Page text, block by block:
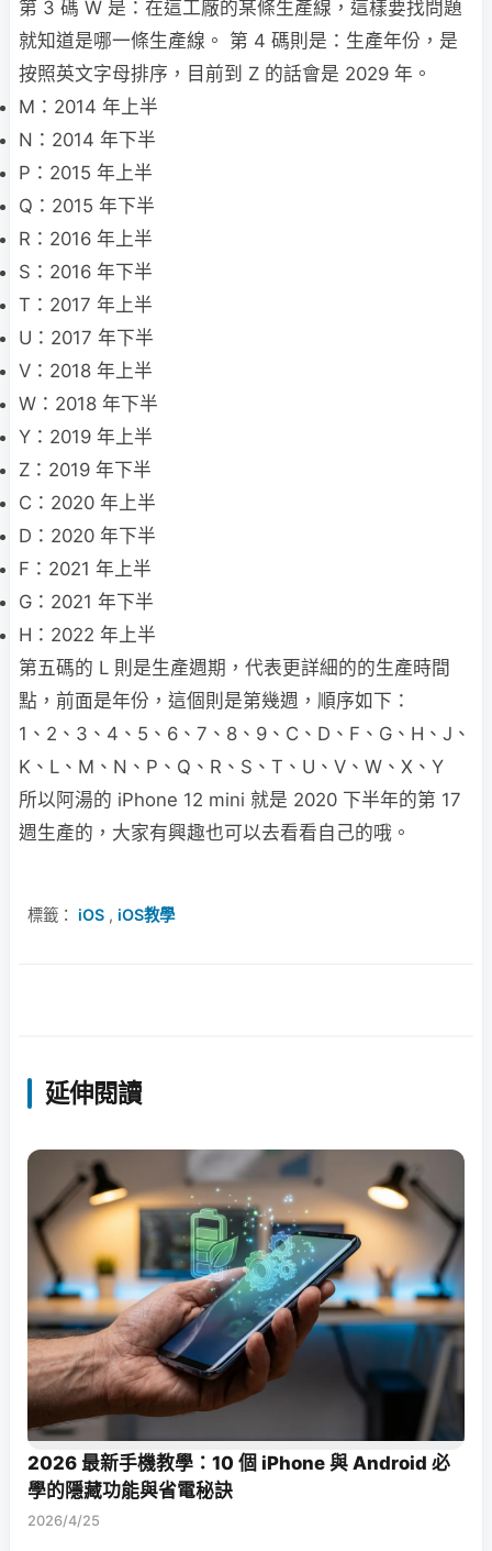
第 3 碼 W 是：在這工廠的某條生產線，這樣要找問題
就知道是哪一條生產線。 第 4 碼則是：生產年份，是
按照英文字母排序，目前到 Z 的話會是 2029 年。
M：2014 年上半
N：2014 年下半
P：2015 年上半
Q：2015 年下半
R：2016 年上半
S：2016 年下半
T：2017 年上半
U：2017 年下半
V：2018 年上半
W：2018 年下半
Y：2019 年上半
Z：2019 年下半
C：2020 年上半
D：2020 年下半
F：2021 年上半
G：2021 年下半
H：2022 年上半
第五碼的 L 則是生產週期，代表更詳細的的生產時間
點，前面是年份，這個則是第幾週，順序如下：
1、2、3、4、5、6、7、8、9、C、D、F、G、H、J、
K、L、M、N、P、Q、R、S、T、U、V、W、X、Y
所以阿湯的 iPhone 12 mini 就是 2020 下半年的第 17
週生產的，大家有興趣也可以去看看自己的哦。
標籤： iOS , iOS教學
延伸閱讀
2026 最新手機教學：10 個 iPhone 與 Android 必
學的隱藏功能與省電秘訣
2026/4/25